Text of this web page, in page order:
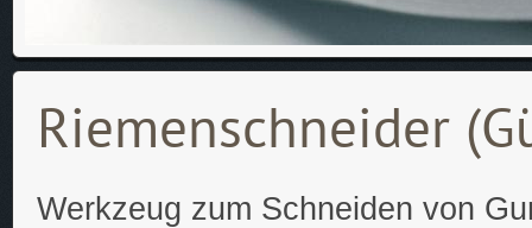
Riemenschneider
Werkzeug zum Schneiden von